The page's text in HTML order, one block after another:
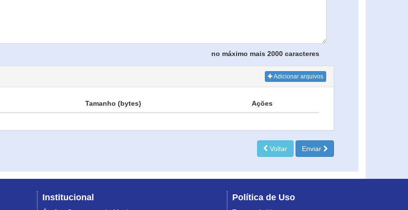
no máximo mais 2000 caracteres
Adicionar arquivos
Tamanho (bytes) Ações
Voltar Enviar
Institucional Política de Uso